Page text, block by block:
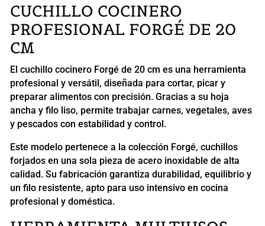
CUCHILLO COCINERO
PROFESIONAL FORGÉ DE 20
CM
El cuchillo cocinero Forgé de 20 cm es una herramienta
profesional y versátil, diseñada para cortar, picar y
preparar alimentos con precisión. Gracias a su hoja
ancha y filo liso, permite trabajar carnes, vegetales, aves
y pescados con estabilidad y control.
Este modelo pertenece a la colección Forgé, cuchillos
forjados en una sola pieza de acero inoxidable de alta
calidad. Su fabricación garantiza durabilidad, equilibrio y
un filo resistente, apto para uso intensivo en cocina
profesional y doméstica.